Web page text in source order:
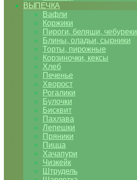
ВЫПЕЧКА
Вафли
Коржики
Пироги, беляши, чебуреки
Блины, оладьи, сырники
Торты, пирожные
Корзиночки, кексы
Хлеб
Печенье
Хворост
Рогалики
Булочки
Бисквит
Пахлава
Лепешки
Пряники
Пицца
Хачапури
Чизкейк
Штрудель